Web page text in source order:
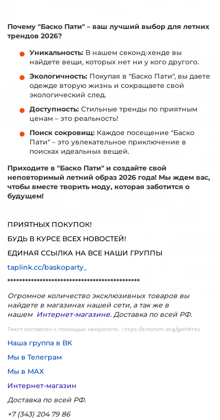
Почему "Баско Пати" – ваш лучший выбор для летних
трендов 2026?
Уникальность: В нашем секонд-хенде вы
найдете вещи, которых нет ни у кого другого.
Экологичность: Покупая в "Баско Пати", вы даете
одежде вторую жизнь и сокращаете свой
экологический след.
Доступность: Стильные тренды по приятным
ценам – это реальность!
Поиск сокровищ: Каждое посещение "Баско
Пати" – это увлекательное приключение в
поисках идеальных вещей.
Приходите в "Баско Пати" и создайте свой
неповторимый летний образ 2026 года! Мы ждем вас,
чтобы вместе творить моду, которая заботится о
будущем!
ПРИЯТНЫХ ПОКУПОК!
БУДЬ В КУРСЕ ВСЕХ НОВОСТЕЙ!
ЕДИНАЯ ССЫЛКА НА ВСЕ НАШИ ГРУППЫ
taplink.cc/baskoparty_
*********************************************
Огромное количество эксклюзивных товаров вы
найдете в магазинах нашей сети, а так же в
нашем Интернет-магазине. Доставка по всей РФ.
Текст составлен с помощью нейросети. https://sinonim.org/gen#res
Наша группа в ВК
Мы в Телеграм
Мы в МАХ
Интернет-магазин
Доставка по всей РФ.
+7 (343) 204 79 86